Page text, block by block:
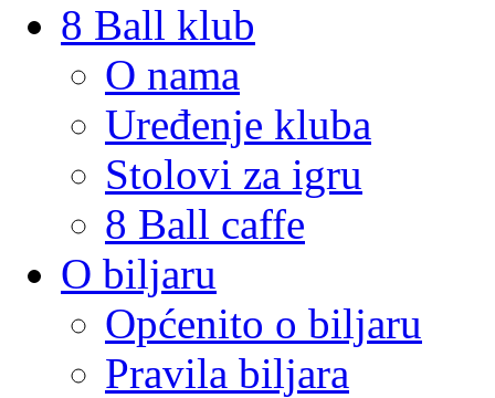
8 Ball klub
O nama
Uređenje kluba
Stolovi za igru
8 Ball caffe
O biljaru
Općenito o biljaru
Pravila biljara